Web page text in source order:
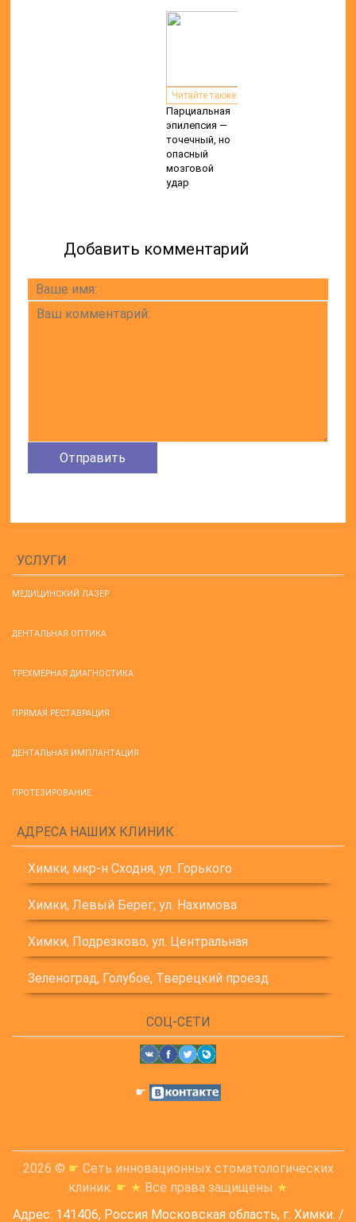
Читайте также:
Парциальная
эпилепсия —
точечный, но
опасный
мозговой
удар
Добавить комментарий
УСЛУГИ
МЕДИЦИНСКИЙ ЛАЗЕР
ДЕНТАЛЬНАЯ ОПТИКА
ТРЕХМЕРНАЯ ДИАГНОСТИКА
ПРЯМАЯ РЕСТАВРАЦИЯ
ДЕНТАЛЬНАЯ ИМПЛАНТАЦИЯ
ПРОТЕЗИРОВАНИЕ
АДРЕСА НАШИХ КЛИНИК
Химки, мкр-н Сходня, ул. Горького
Химки, Левый Берег, ул. Нахимова
Химки, Подрезково, ул. Центральная
Зеленоград, Голубое, Тверецкий проезд
СОЦ-СЕТИ
☛
2026 © ☛ Сеть инновационных стоматологических
клиник. ☛ ★ Все права защищены ★
Адрес: 141406, Россия Московская область, г. Химки. /